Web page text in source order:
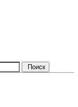
Поиск